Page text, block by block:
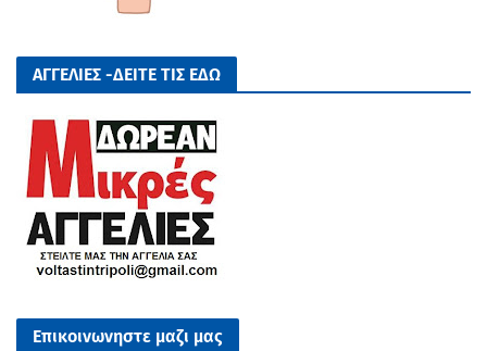
ΑΓΓΕΛΙΕΣ -ΔΕΙΤΕ ΤΙΣ ΕΔΩ
Επικοινωνηστε μαζι μας